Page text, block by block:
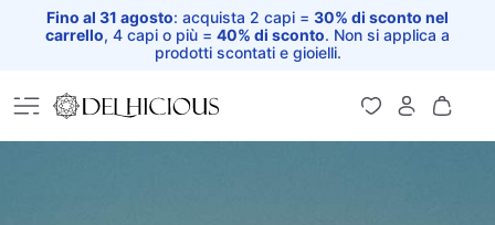
Fino al 31 agosto: acquista 2 capi = 30% di sconto nel
carrello, 4 capi o più = 40% di sconto. Non si applica a
prodotti scontati e gioielli.
Home